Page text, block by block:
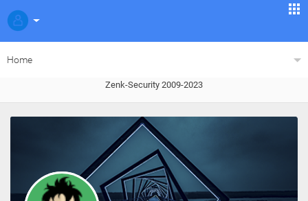
Home
Zenk-Security 2009-2023